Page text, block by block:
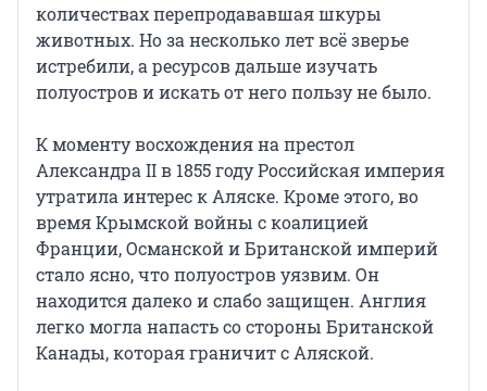
количествах перепродававшая шкуры
животных. Но за несколько лет всё зверье
истребили, а ресурсов дальше изучать
полуостров и искать от него пользу не было.
К моменту восхождения на престол
Александра II в 1855 году Российская империя
утратила интерес к Аляске. Кроме этого, во
время Крымской войны с коалицией
Франции, Османской и Британской империй
стало ясно, что полуостров уязвим. Он
находится далеко и слабо защищен. Англия
легко могла напасть со стороны Британской
Канады, которая граничит с Аляской.